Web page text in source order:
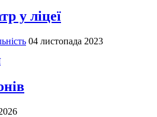
у ліцеї
04 листопада 2023